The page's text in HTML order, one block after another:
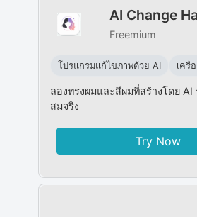
AI Change
Freemium
โปรแกรมแก้ไขภาพด้วย AI เครื่
ลองทรงผมและสีผมที่สร้างโดย AI
สมจริง
Try Now